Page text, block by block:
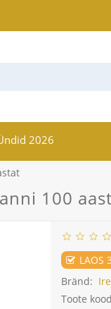
2026
100
LAOS 3
Bränd:
Toote